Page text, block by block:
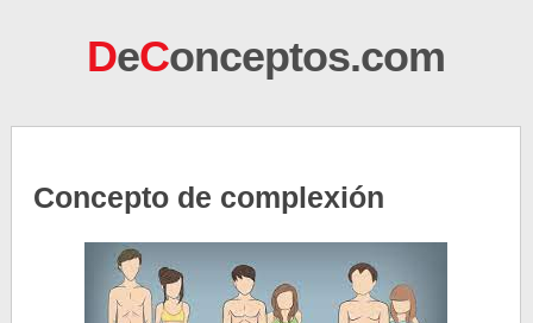
DeConceptos.com
Concepto de complexión